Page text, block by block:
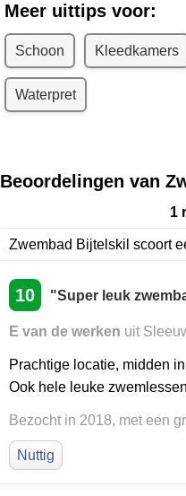
Meer uittips voor:
Schoon Kleedkamers
Waterpret
Beoordelingen van
1
Zwembad Bijtelskil scoort
10 "Super leuk
E van de werken uit
Prachtige locatie, midden
Ook hele leuke
Bezocht in 2018, met een
Nuttig